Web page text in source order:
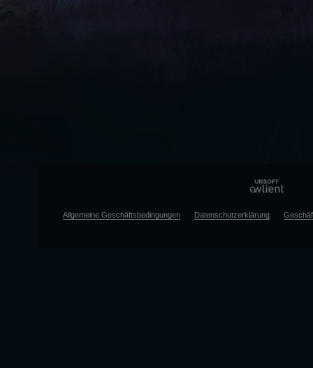
Allgemeine Geschäftsbedingungen Datenschutzerklärung